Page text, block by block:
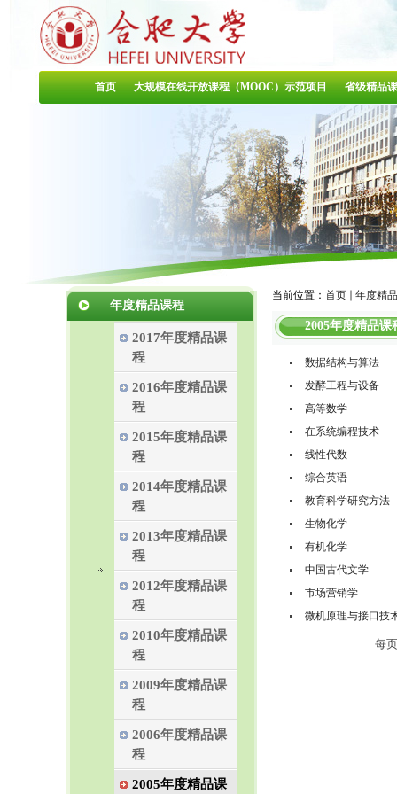
首页 大规模在线开放课程（MOOC）示范项目 省级精品
年度精品课程
2017年度精品课
程
2016年度精品课
程
2015年度精品课
程
2014年度精品课
程
2013年度精品课
程
2012年度精品课
程
2010年度精品课
程
2009年度精品课
程
2006年度精品课
程
2005年度精品课
当前位置： 首页 年度精
2005年度精品课
数据结构与算法
发酵工程与设备
高等数学
在系统编程技术
线性代数
综合英语
教育科学研究方法
生物化学
有机化学
中国古代文学
市场营销学
微机原理与接口技
每